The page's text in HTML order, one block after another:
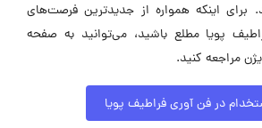
برای اینکه همواره از جدیدترین فرصت‌های
پویا مطلع باشید، می‌توانید به صفحه
مراجعه کنید.
در فن آوری فراطیف پویا